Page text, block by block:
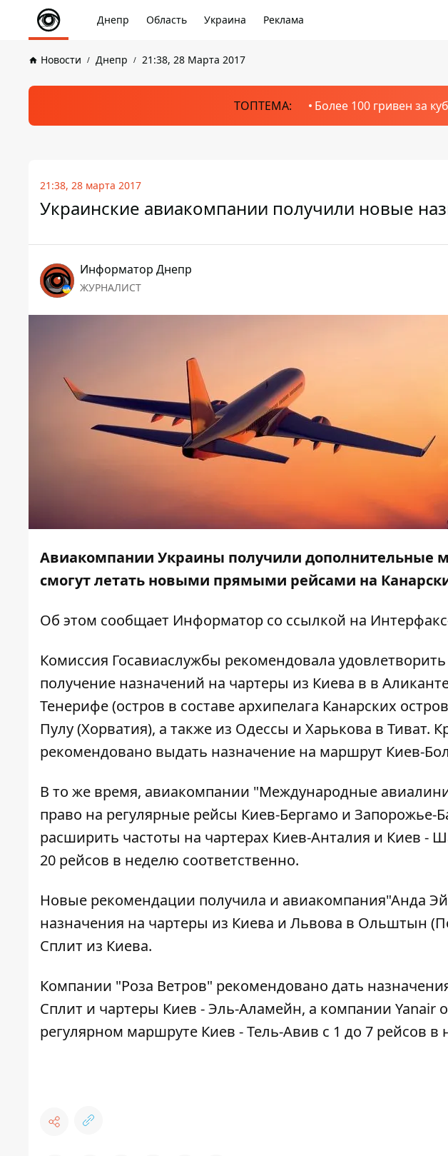
Днепр Область Украина Реклама
Новости Днепр 21:38, 28 Марта 2017
ТОПТЕМА: Более 100 гривен за
21:38, 28 марта 2017
Украинские авиакомпании получили новые
Информатор Днепр
ЖУРНАЛИСТ
Авиакомпании Украины получили дополнительные
смогут летать новыми прямыми рейсами на
Об этом сообщает Информатор со ссылкой на
Комиссия Госавиаслужбы рекомендовала
получение назначений на чартеры из Киева в в
Тенерифе (остров в составе архипелага Канарских
Пулу (Хорватия), а также из Одессы и Харькова в Тиват.
рекомендовано выдать назначение на маршрут Киев-
В то же время, авиакомпании "Международные
право на регулярные рейсы Киев-Бергамо и
расширить частоты на чартерах Киев-Анталия и Киев -
20 рейсов в неделю соответственно.
Новые рекомендации получила и авиакомпания"Анда
назначения на чартеры из Киева и Львова в Ольштын
Сплит из Киева.
Компании "Роза Ветров" рекомендовано дать
Сплит и чартеры Киев - Эль-Аламейн, а компании Yanair
регулярном маршруте Киев - Тель-Авив с 1 до 7 рейсов в